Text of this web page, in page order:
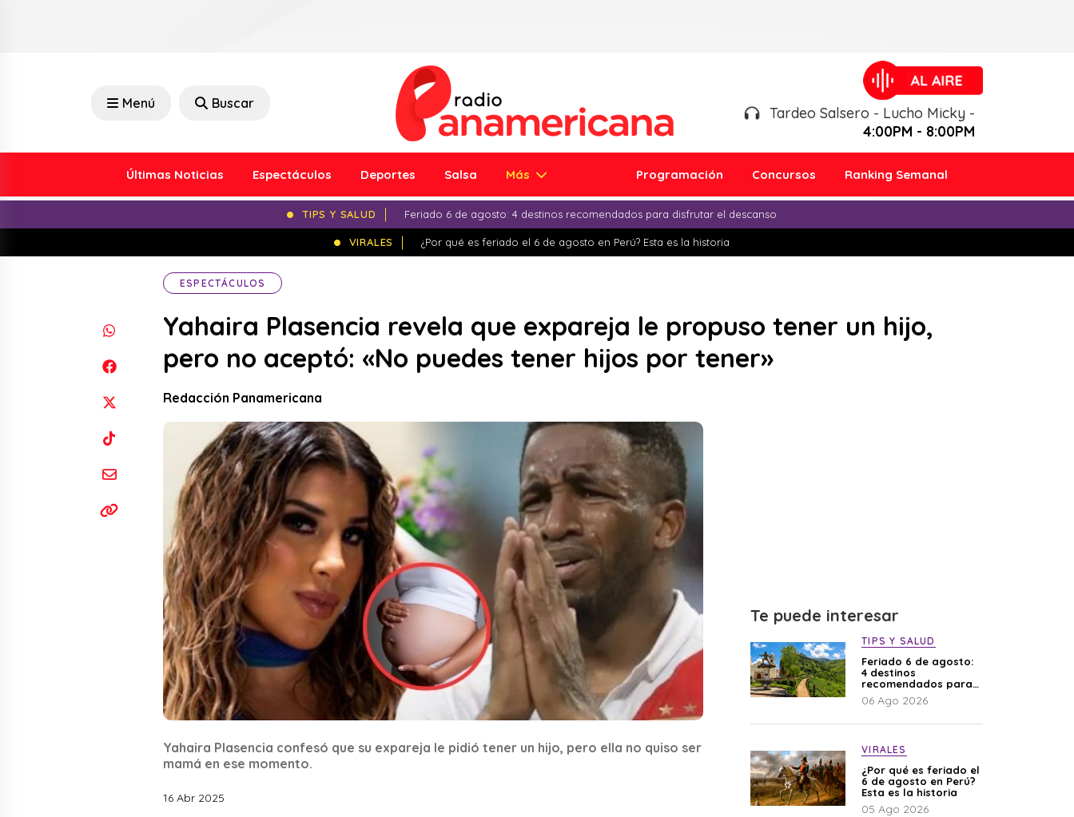
Menú Buscar
Tardeo Salsero - Lucho Micky -
4:00PM - 8:00PM
Últimas Noticias Espectáculos Deportes Salsa Más Programación Concursos Ranking Semanal
TIPS Y SALUD Feriado 6 de agosto: 4 destinos recomendados para disfrutar el descanso
VIRALES ¿Por qué es feriado el 6 de agosto en Perú? Esta es la historia
ESPECTÁCULOS
Yahaira Plasencia revela que expareja le propuso tener un hijo,
pero no aceptó: «No puedes tener hijos por tener»
Redacción Panamericana
Yahaira Plasencia confesó que su expareja le pidió tener un hijo, pero ella no quiso ser
mamá en ese momento.
16 Abr 2025
Te puede interesar
TIPS Y SALUD
Feriado 6 de agosto:
4 destinos
recomendados para
disfrutar el descanso
06 Ago 2026
VIRALES
¿Por qué es feriado el
6 de agosto en Perú?
Esta es la historia
05 Ago 2026